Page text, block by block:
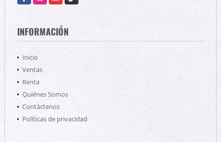
INFORMACIÓN
Inicio
Ventas
Renta
Quiénes Somos
Contáctenos
Políticas de privacidad